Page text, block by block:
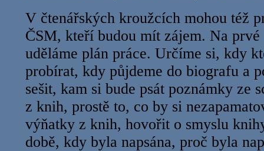
V čtenářských kroužcích mohou též
ČSM, kteří budou mít zájem. Na
uděláme plán práce. Určíme si, kdy
probírat, kdy půjdeme do biografu a
sešit, kam si bude psát poznámky ze
z knih, prostě to, co by si
výňatky z knih, hovořit o smyslu
době, kdy byla napsána, proč byla